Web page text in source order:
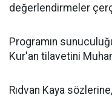
değerlendirmeler
Programın
Kur'an tilavetini
Rıdvan Kaya